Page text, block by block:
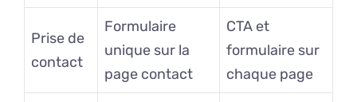
Prise de
contact
Formulaire
unique sur la
page contact
CTA et
formulaire sur
chaque page